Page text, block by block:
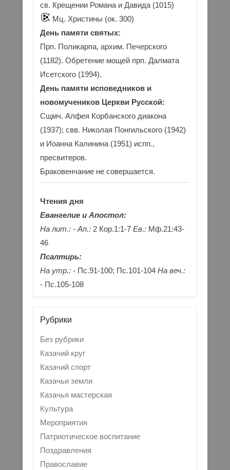
св. Крещении Романа и Давида (1015)
Мц. Христины (ок. 300)
День памяти святых:
Прп. Поликарпа, архим. Печерского
(1182). Обретение мощей прп. Далмата
Исетского (1994).
День памяти исповедников и
новомучеников Церкви Русской:
Сщмч. Алфея Корбанского диакона
(1937); свв. Николая Понгильского (1942)
и Иоанна Калинина (1951) испп.,
пресвитеров.
Браковенчание не совершается.
Чтения дня
Евангелие и Апостол:
На лит.: -Ап.: 2 Кор.1:1-7Ев.: Мф.21:43-
46
Псалтирь:
На утр.: - Пс.91-100; Пс.101-104На веч.:
- Пс.105-108
Рубрики
Без рубрики
Казачий круг
Казачий спорт
Казачьи земли
Казачья мастерская
Культура
Мероприятия
Патриотическое воспитание
Поздравления
Православие